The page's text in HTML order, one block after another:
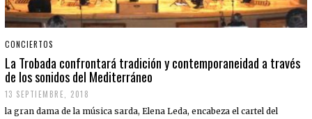
CONCIERTOS
La Trobada confrontará tradición y contemporaneidad a través
de los sonidos del Mediterráneo
13 SEPTIEMBRE, 2018
la gran dama de la música sarda, Elena Leda, encabeza el cartel del